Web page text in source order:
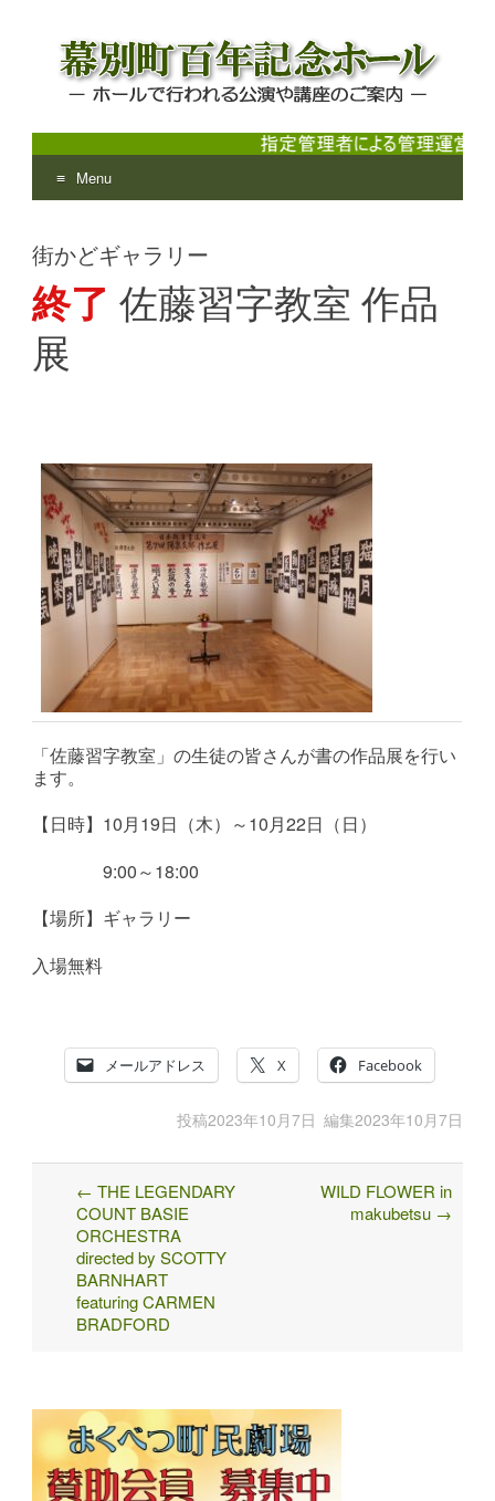
幕別町百年記念ホール
ホールで行われる公演や講座のご案内
Menu
to
content
街かどギャラリー
終了佐藤習字教室 作品
展
「佐藤習字教室」の生徒の皆さんが書の作品展を行い
ます。
【日時】10月19日（木）～10月22日（日）
9:00～18:00
【場所】ギャラリー
入場無料
メールアドレス X Facebook
投稿2023年10月7日 編集2023年10月7日
Post
navigation
← THE LEGENDARY
COUNT BASIE
ORCHESTRA
directed by SCOTTY
BARNHART
featuring CARMEN
BRADFORD
WILD FLOWER in
makubetsu →